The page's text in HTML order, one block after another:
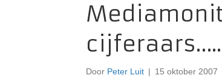
cijferaars…..
Door Peter Luit | 15 oktober 2007